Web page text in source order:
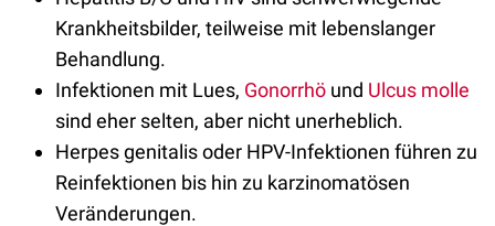
Krankheitsbilder, teilweise mit lebenslanger
Behandlung.
Infektionen mit Lues, Gonorrhö und Ulcus molle
sind eher selten, aber nicht unerheblich.
Herpes genitalis oder HPV-Infektionen führen zu
Reinfektionen bis hin zu karzinomatösen
Veränderungen.